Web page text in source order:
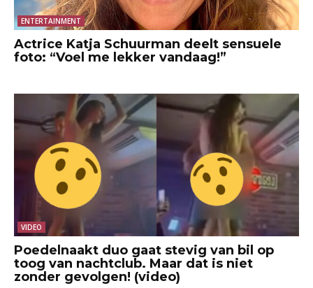
ENTERTAINMENT
Actrice Katja Schuurman deelt sensuele
foto: “Voel me lekker vandaag!”
VIDEO
Poedelnaakt duo gaat stevig van bil op
toog van nachtclub. Maar dat is niet
zonder gevolgen! (video)